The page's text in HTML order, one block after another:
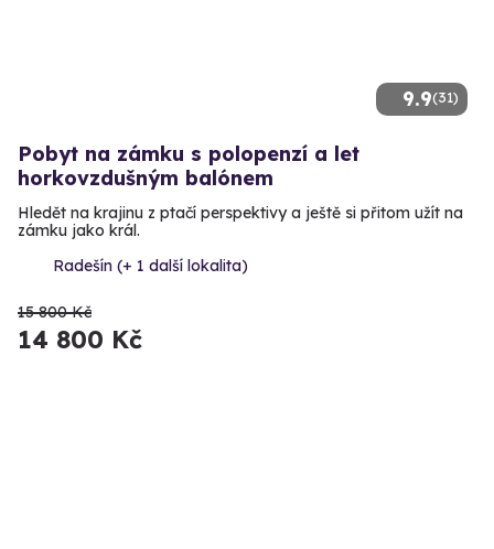
9.9(31)
Pobyt na zámku s polopenzí a let
horkovzdušným balónem
Hledět na krajinu z ptačí perspektivy a ještě si přitom užít na
zámku jako král.
Radešín (+ 1 další lokalita)
15 800 Kč
14 800 Kč